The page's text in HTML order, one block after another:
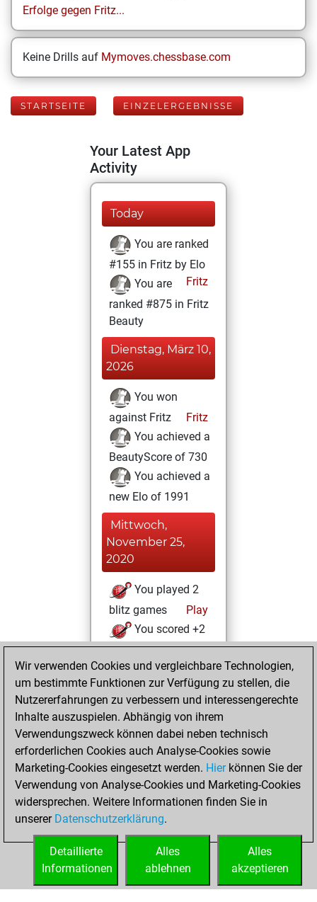
Erfolge gegen Fritz...
Keine Drills auf Mymoves.chessbase.com
STARTSEITE EINZELERGEBNISSE
Your Latest App
Activity
Today
You are ranked
#155 in Fritz by Elo
Fritz
You are
ranked #875 in Fritz
Beauty
Dienstag, März 10,
2026
You won
against Fritz
Fritz
You achieved a
BeautyScore of 730
You achieved a
new Elo of 1991
Mittwoch,
November 25,
2020
You played 2
blitz games
Play
You scored +2
=0 -0 in blitz
You played 1
bullet games
=0 -1 in bullet
Dienstag,
November 24,
2020
You created
your Fritz account
Wir verwenden Cookies und vergleichbare Technologien,
um bestimmte Funktionen zur Verfügung zu stellen, die
Nutzererfahrungen zu verbessern und interessengerechte
Inhalte auszuspielen. Abhängig von ihrem
Verwendungszweck können dabei neben technisch
erforderlichen Cookies auch Analyse-Cookies sowie
Marketing-Cookies eingesetzt werden. Hierkönnen Sie der
Verwendung von Analyse-Cookies und Marketing-Cookies
widersprechen. Weitere Informationen finden Sie in
unserer Datenschutzerklärung.
Alles
akzeptieren
Alles
ablehnen
Detaillierte
Informationen